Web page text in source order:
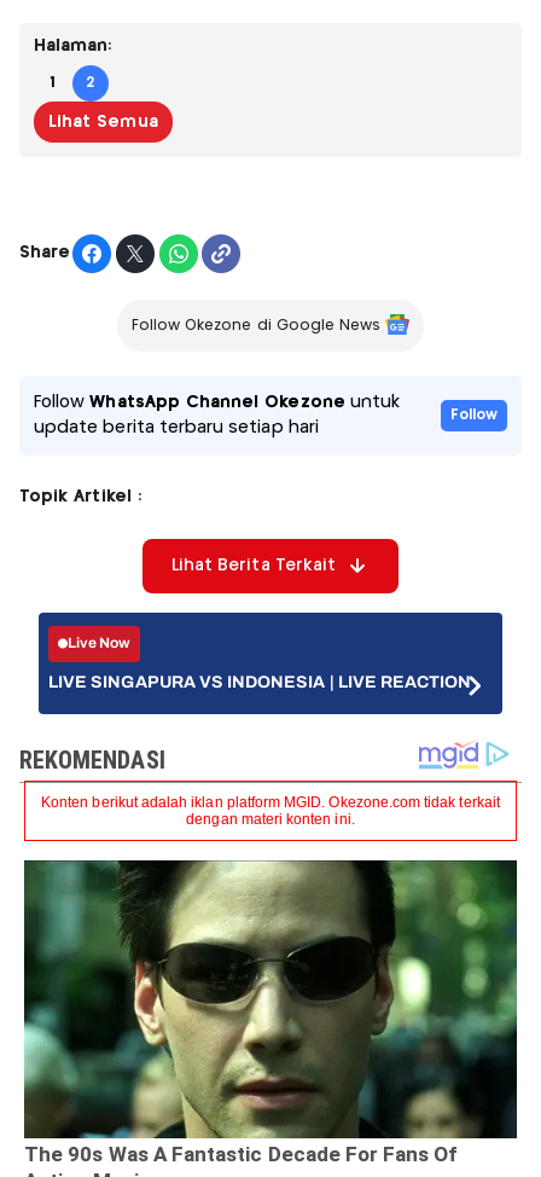
Halaman:
1 2
Lihat Semua
Share
Follow Okezone di Google News
FollowWhatsApp Channel Okezone untuk
update berita terbaru setiap hari
Follow
Topik Artikel :
Lihat Berita Terkait
Live Now
LIVE SINGAPURA VS INDONESIA | LIVE REACTION